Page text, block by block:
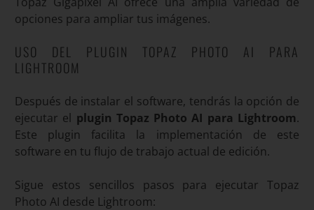
opciones para ampliar tus imágenes.
USO DEL PLUGIN TOPAZ PHOTO AI PARA
LIGHTROOM
Después de instalar el software, tendrás la opción de
ejecutar el plugin Topaz Photo AI para Lightroom.
Este plugin facilita la implementación de este
software en tu flujo de trabajo actual de edición.
Sigue estos sencillos pasos para ejecutar Topaz
Photo AI desde Lightroom: